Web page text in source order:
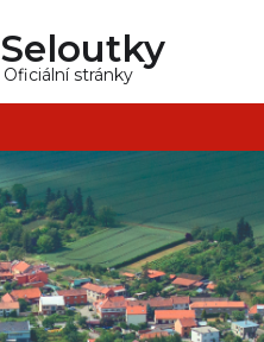
Seloutky
Oficiální stránky